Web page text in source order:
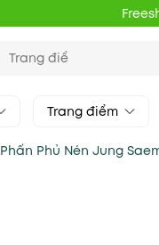
Trang điểm
Phấn Phủ Nén Jung